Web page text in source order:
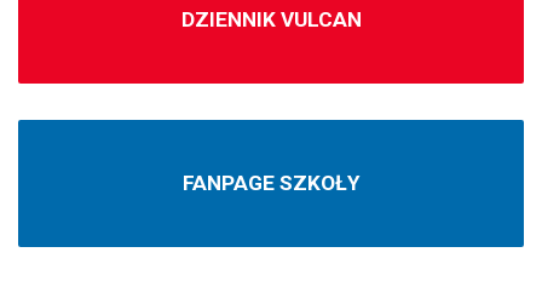
DZIENNIK VULCAN
FANPAGE SZKOŁY